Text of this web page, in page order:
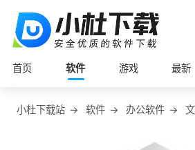
首页 软件 游戏 最新
小杜下载站 → 软件 → 办公软件 →